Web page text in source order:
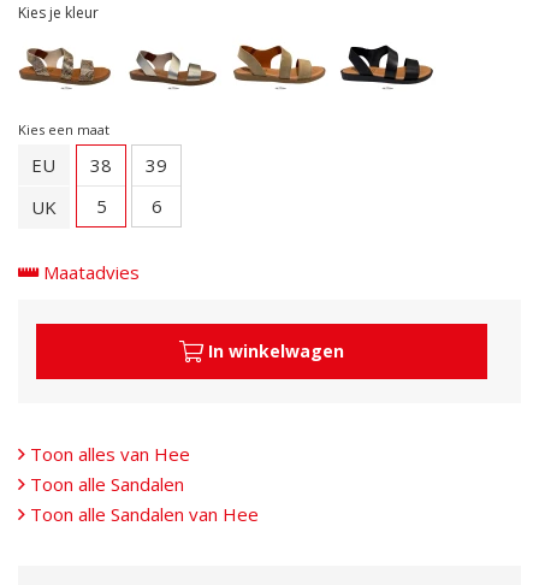
Kies je kleur
Kies een maat
EU
UK
38
5
39
6
Maatadvies
In winkelwagen
Toon alles van Hee
Toon alle Sandalen
Toon alle Sandalen van Hee